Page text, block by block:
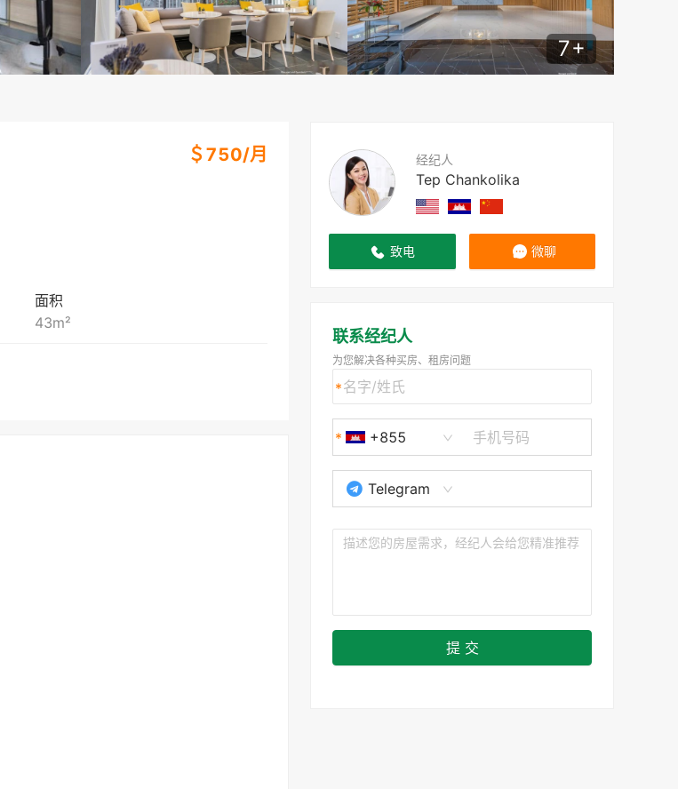
7+
经纪人
Tep Chankolika
致电 微聊
联系经纪人
为您解决各种买房、租房问题
+855
Telegram
提 交
＄ 750/月
面积
43m²